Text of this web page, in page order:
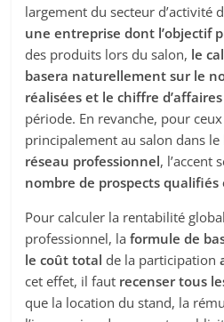
largement du secteur d’activité
une entreprise dont l’objectif
des produits lors du salon, le
basera naturellement sur le
réalisées et le chiffre
période. En revanche, pour
principalement au salon dans
réseau professionnel, l’accent
nombre de prospects qualifiés
Pour calculer la rentabilité
professionnel, laformule de
le coût total de la participation
cet effet, il faut recenser tous
que la location du stand, la